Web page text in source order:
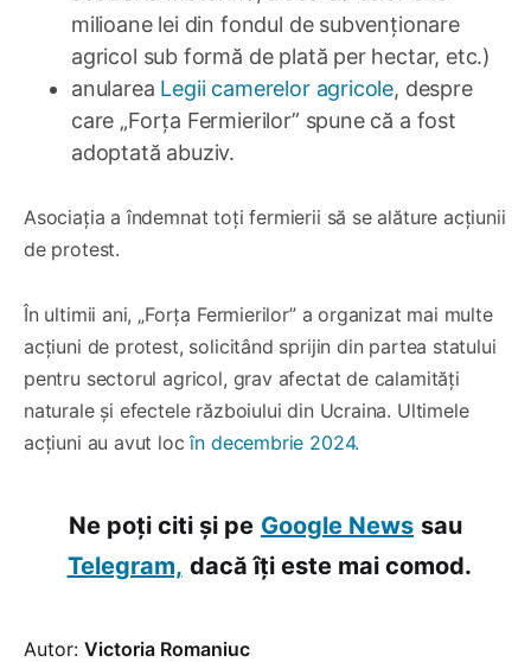
milioane lei din fondul de subvenționare
agricol sub formă de plată per hectar, etc.)
anularea Legii camerelor agricole, despre
care „Forța Fermierilor” spune că a fost
adoptată abuziv.
Asociația a îndemnat toți fermierii să se alăture acțiunii
de protest.
În ultimii ani, „Forța Fermierilor” a organizat mai multe
acțiuni de protest, solicitând sprijin din partea statului
pentru sectorul agricol, grav afectat de calamități
naturale și efectele războiului din Ucraina. Ultimele
acțiuni au avut locîn decembrie 2024.
Ne poți citi și pe Google News sau
Telegram, dacă îți este mai comod.
Autor: Victoria Romaniuc